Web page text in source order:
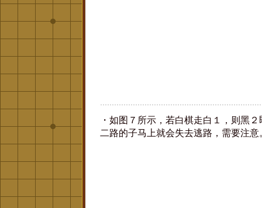
・如图７所示，若白棋走白１，则黑
二路的子马上就会失去逃路，需要注意